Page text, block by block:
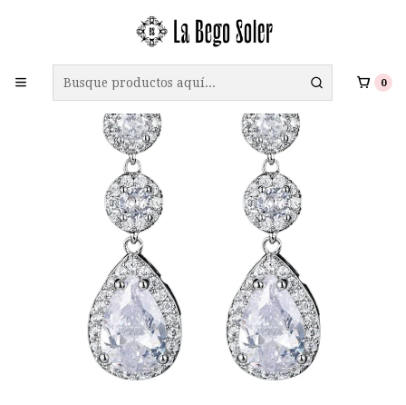
0
ENVÍO GRATIS A TODO CHILE EN COMPRAS SOBRE $69.990